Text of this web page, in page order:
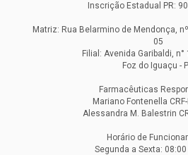
Inscrição Estadual PR:
Matriz: Rua Belarmino de Mendonça,
05
Filial: Avenida Garibaldi, n°
Foz do Iguaçu -
Farmacêuticas
Mariano Fontenella
Alessandra M. Balestrin
Horário de
Segunda a Sexta: